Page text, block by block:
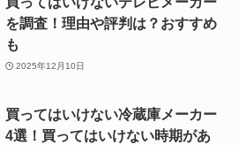
を調査！理由や評判は？おすすめ
も
2025年12月10日
買ってはいけない冷蔵庫メーカー
4選！買ってはいけない時期があ